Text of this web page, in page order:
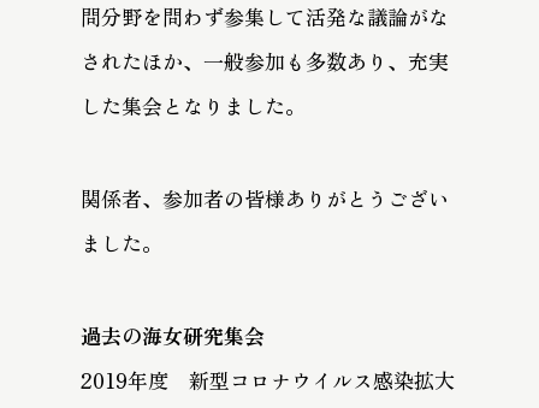
問分野を問わず参集して活発な議論がな
されたほか、一般参加も多数あり、充実
した集会となりました。
関係者、参加者の皆様ありがとうござい
ました。
過去の海女研究集会
2019年度 新型コロナウイルス感染拡大